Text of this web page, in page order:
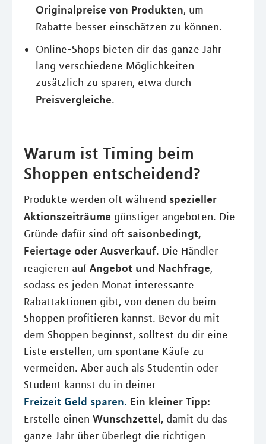
Originalpreise von Produkten, um
Rabatte besser einschätzen zu können.
Online-Shops bieten dir das ganze Jahr
lang verschiedene Möglichkeiten
zusätzlich zu sparen, etwa durch
Preisvergleiche.
Warum ist Timing beim
Shoppen entscheidend?
Produkte werden oft während spezieller
Aktionszeiträume günstiger angeboten. Die
Gründe dafür sind oft saisonbedingt,
Feiertage oder Ausverkauf. Die Händler
reagieren aufAngebot und Nachfrage,
sodass es jeden Monat interessante
Rabattaktionen gibt, von denen du beim
Shoppen profitieren kannst. Bevor du mit
dem Shoppen beginnst, solltest du dir eine
Liste erstellen, um spontane Käufe zu
vermeiden. Aber auch als Studentin oder
Student kannst du in deiner
Freizeit Geld sparen. Ein kleiner Tipp:
Erstelle einen Wunschzettel, damit du das
ganze Jahr über überlegt die richtigen